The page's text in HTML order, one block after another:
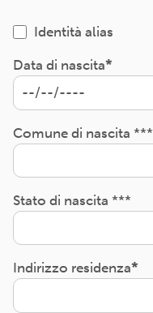
Identità alias
Data di nascita
Comune di nascita ***
Stato di nascita ***
Indirizzo residenza